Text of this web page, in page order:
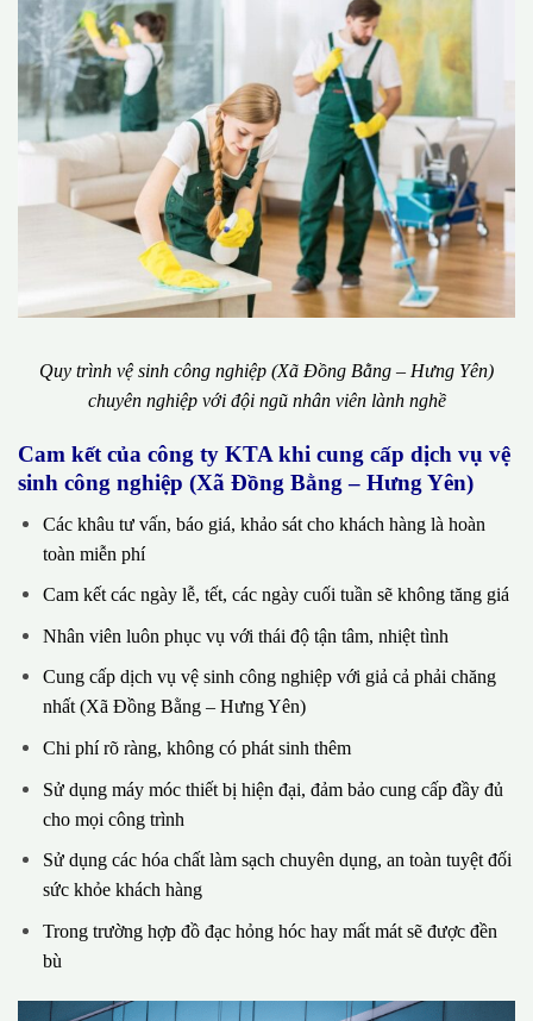
Quy trình vệ sinh công nghiệp (Xã Đồng Bằng – Hưng Yên)
chuyên nghiệp với đội ngũ nhân viên lành nghề
Cam kết của công ty KTA khi cung cấp dịch vụ vệ
sinh công nghiệp (Xã Đồng Bằng – Hưng Yên)
Các khâu tư vấn, báo giá, khảo sát cho khách hàng là hoàn
toàn miễn phí
Cam kết các ngày lễ, tết, các ngày cuối tuần sẽ không tăng giá
Nhân viên luôn phục vụ với thái độ tận tâm, nhiệt tình
Cung cấp dịch vụ vệ sinh công nghiệp với giả cả phải chăng
nhất (Xã Đồng Bằng – Hưng Yên)
Chi phí rõ ràng, không có phát sinh thêm
Sử dụng máy móc thiết bị hiện đại, đảm bảo cung cấp đầy đủ
cho mọi công trình
Sử dụng các hóa chất làm sạch chuyên dụng, an toàn tuyệt đối
sức khỏe khách hàng
Trong trường hợp đồ đạc hỏng hóc hay mất mát sẽ được đền
bù